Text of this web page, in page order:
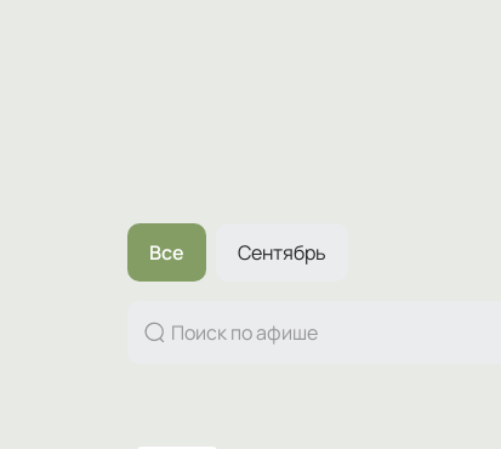
Все Сентябрь